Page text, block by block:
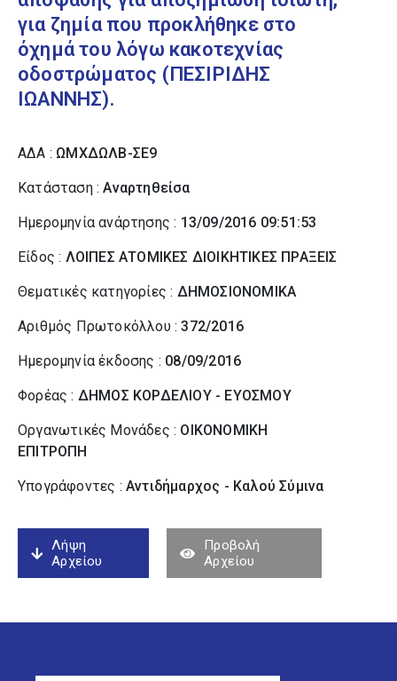
για ζημία που προκλήθηκε στο
όχημά του λόγω κακοτεχνίας
οδοστρώματος (ΠΕΣΙΡΙΔΗΣ
ΙΩΑΝΝΗΣ).
ΑΔΑ : ΩΜΧΔΩΛΒ-ΣΕ9
Κατάσταση :Αναρτηθείσα
Ημερομηνία ανάρτησης : 13/09/2016 09:51:53
Είδος : ΛΟΙΠΕΣ ΑΤΟΜΙΚΕΣ ΔΙΟΙΚΗΤΙΚΕΣ ΠΡΑΞΕΙΣ
Θεματικές κατηγορίες : ΔΗΜΟΣΙΟΝΟΜΙΚΑ
Αριθμός Πρωτοκόλλου :372/2016
Ημερομηνία έκδοσης : 08/09/2016
Φορέας : ΔΗΜΟΣ ΚΟΡΔΕΛΙΟΥ - ΕΥΟΣΜΟΥ
Οργανωτικές Μονάδες : ΟΙΚΟΝΟΜΙΚΗ
ΕΠΙΤΡΟΠΗ
Υπογράφοντες : Αντιδήμαρχος - Καλού Σύµινα
Λήψη
Αρχείου
Προβολή
Αρχείου